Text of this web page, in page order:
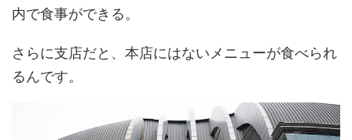
内で食事ができる。
さらに支店だと、本店にはないメニューが食べられ
るんです。